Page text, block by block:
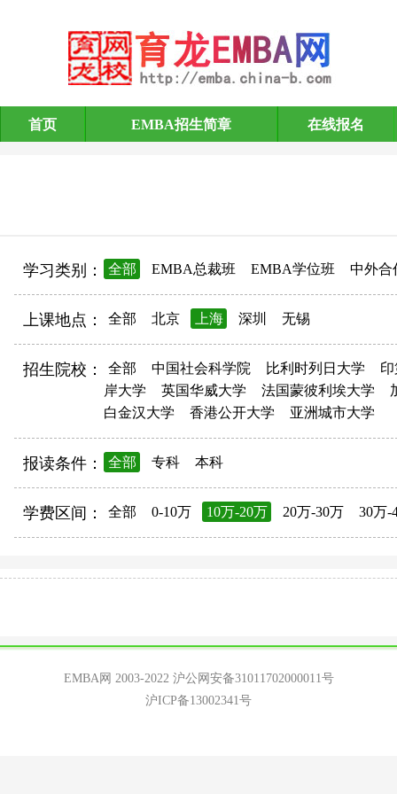
EMBA招生简章
首页 EMBA招生简章 在线报名
学习类别： 全部 EMBA总裁班 EMBA学位班 中外合
上课地点： 全部 北京 上海 深圳 无锡
招生院校： 全部 中国社会科学院 比利时列日大学
岸大学
英国华威大学 法国蒙彼利埃大学
白金汉大学
香港公开大学 亚洲城市大学
报读条件： 全部 专科 本科
学费区间： 全部 0-10万 10万-20万 20万-30万 30万-
EMBA网 2003-2022 沪公网安备31011702000011号
沪ICP备13002341号